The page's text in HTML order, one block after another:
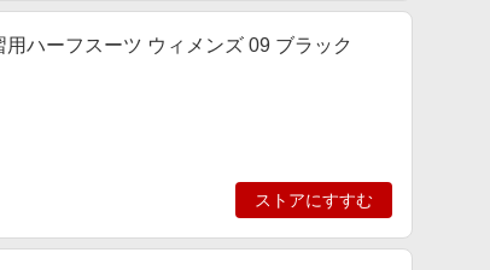
ハーフスーツ ウィメンズ 09 ブラック
ストアにすすむ